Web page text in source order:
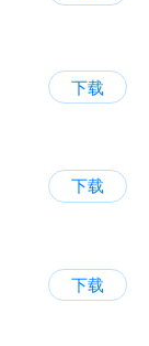
下载
下载
下载